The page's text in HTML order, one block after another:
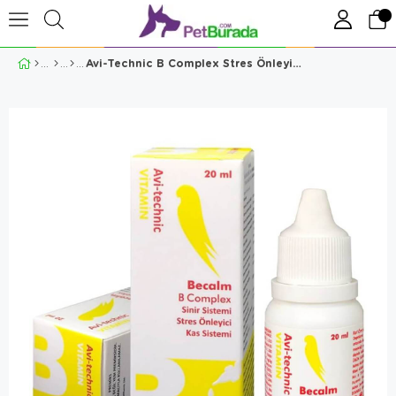
Avi-Technic B Complex Stres Önleyici Vitamin